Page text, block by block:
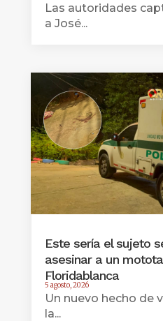
Las autoridades
a José...
Este sería el sujeto
asesinar a un
Floridablanca
5 agosto, 2026
Un nuevo hecho de
la...